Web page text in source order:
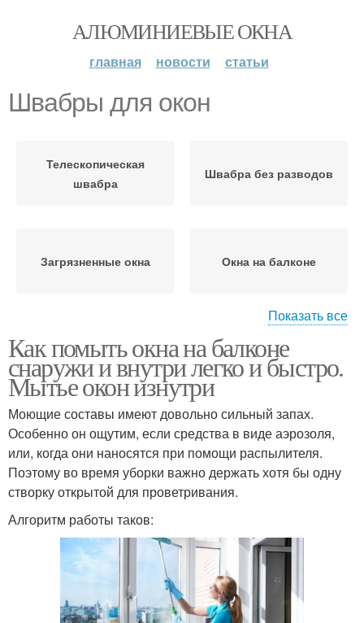
АЛЮМИНИЕВЫЕ ОКНА
главная новости статьи
Швабры для окон
Телескопическая
швабра
Швабра без разводов
Загрязненные окна Окна на балконе
Высокие окна
Показать все
Как помыть окна на балконе
снаружи и внутри легко и быстро.
Мытье окон изнутри
Моющие составы имеют довольно сильный запах.
Особенно он ощутим, если средства в виде аэрозоля,
или, когда они наносятся при помощи распылителя.
Поэтому во время уборки важно держать хотя бы одну
створку открытой для проветривания.
Алгоритм работы таков: